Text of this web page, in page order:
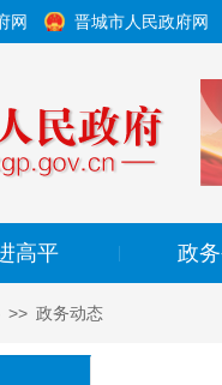
网 晋城市人民政府网
高平 政
>> 政务动态